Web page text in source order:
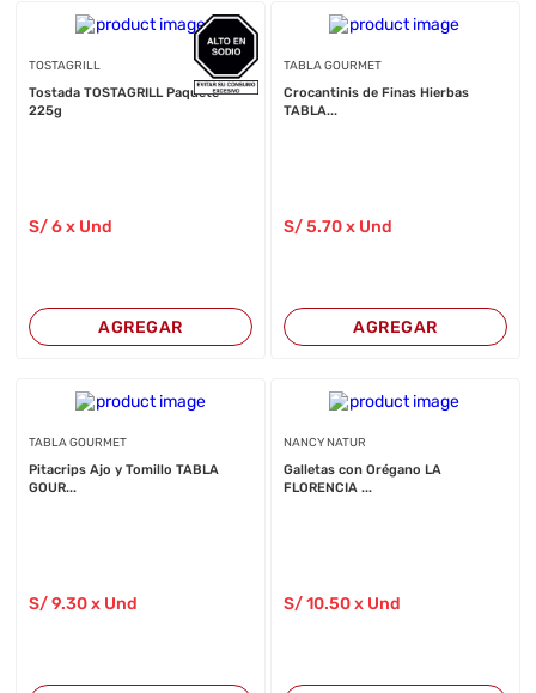
TOSTAGRILL
Tostada TOSTAGRILL Paquete
225g
S/6 x Und
AGREGAR
TABLA GOURMET
Crocantinis de Finas Hierbas
TABLA...
S/5.70x Und
AGREGAR
TABLA GOURMET
Pitacrips Ajo y Tomillo TABLA
GOUR...
S/9.30 x Und
NANCY NATUR
Galletas con Orégano LA
FLORENCIA ...
S/10.50x Und